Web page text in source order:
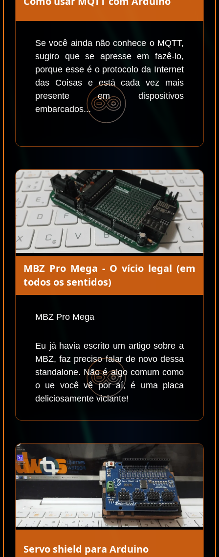
Se você ainda não conhece o MQTT,
sugiro que se apresse em fazê-lo,
porque esse é o protocolo da Internet
das Coisas e está cada vez mais
presente em dispositivos
embarcados...
MBZ Pro Mega - O vício legal (em
todos os sentidos)
MBZ Pro Mega
Eu já havia escrito um artigo sobre a
MBZ, faz preciso falar de novo dessa
standalone. Não é algo comum como
o ue você vê por aí, é uma placa
deliciosamente viciante!
Servo shield para Arduino